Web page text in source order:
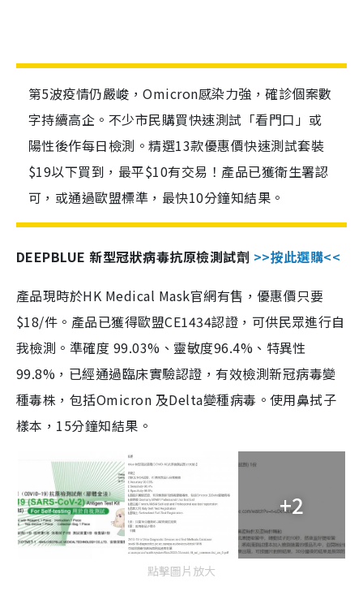
第5波疫情仍嚴峻，Omicron感染力強，確診個案數
字持續高企。不少市民購買快速測試「看門口」或
陽性後作每日檢測。精選13款優惠價快速測試套裝
$19以下買到，最平$10有交易！產品已獲衛生署認
可，或通過歐盟標準，最快10分鐘知結果。
DEEPBLUE 新型冠狀病毒抗原檢測試劑 >>按此選購<<
產品現時於HK Medical Mask官網有售，優惠價只要
$18/件。產品已獲得歐盟CE1434認證，可供民眾進行自
我檢測。準確度 99.03%、靈敏度96.4%、特異性
99.8%，已經通過臨床實驗認證，有效檢測新冠病毒變
種毒株，包括Omicron 及Delta變種病毒。使用鼻拭子
樣本，15分鐘知結果。
+2
點擊圖片放大